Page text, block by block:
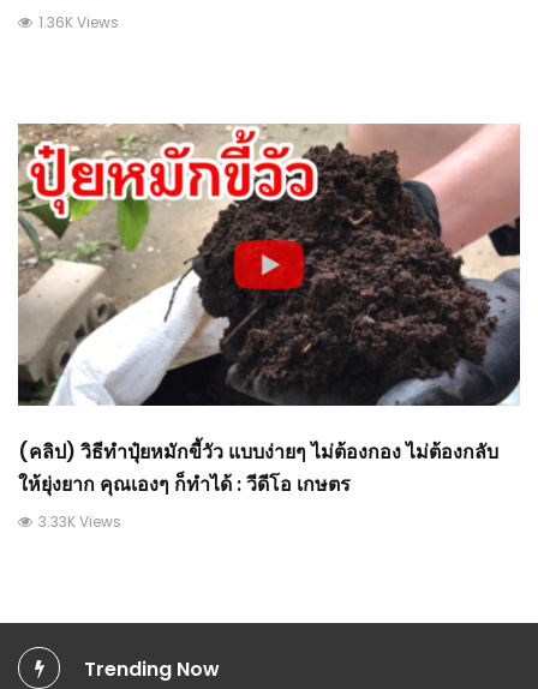
1.36K Views
(คลิป) วิธีทำปุ๋ยหมักขี้วัว แบบง่ายๆ ไม่ต้องกอง ไม่ต้องกลับ
ให้ยุ่งยาก คุณเองๆ ก็ทำได้ : วีดีโอ เกษตร
3.33K Views
Trending Now